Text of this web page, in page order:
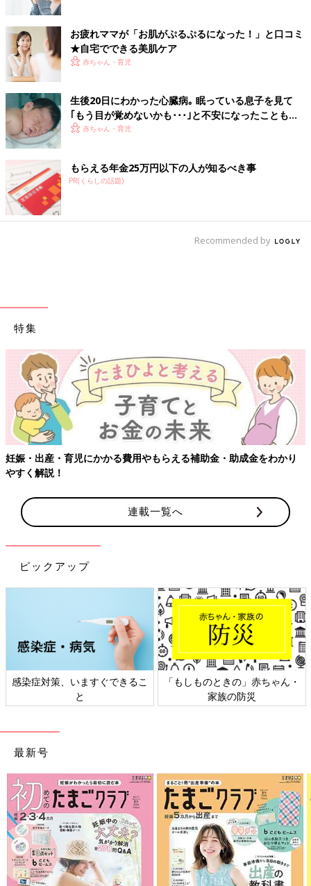
お疲れママが「お肌がぷるぷるになった！」と口コミ
★自宅でできる美肌ケア
赤ちゃん・育児
生後20日にわかった心臓病｡ 眠っている息子を見て
｢もう目が覚めないかも･･･｣と不安になったことも
【先天性心疾患】
赤ちゃん・育児
もらえる年金25万円以下の人が知るべき事
PR(くらしの話題)
Recommended by
特集
妊娠・出産・育児にかかる費用やもらえる補助金・助成金をわかり
やすく解説！
連載一覧へ
ピックアップ
感染症対策、いますぐできるこ
と
「もしものときの」赤ちゃん・
家族の防災
最新号